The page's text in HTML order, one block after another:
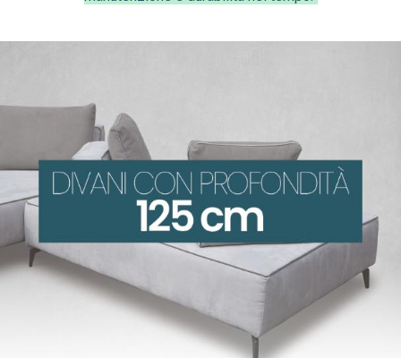
Campionario tessuti
Campionario pelle
Newsletter
Download